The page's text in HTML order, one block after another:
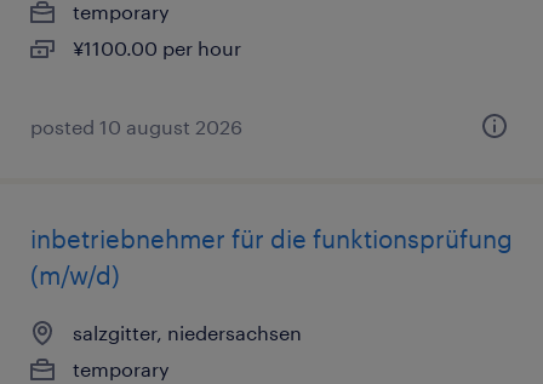
temporary
¥1100.00 per hour
posted 10 august 2026
inbetriebnehmer für die funktionsprüfung
(m/w/d)
salzgitter, niedersachsen
temporary